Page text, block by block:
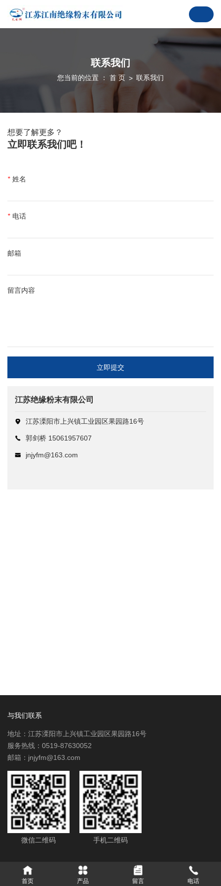
联系我们
您当前的位置 ： 首 页 > 联系我们
想要了解更多？
立即联系我们吧！
* 姓名
* 电话
邮箱
留言内容
立即提交
江苏绝缘粉末有限公司
江苏溧阳市上兴镇工业园区果园路16号
郭剑桥 15061957607
jnjyfm@163.com
与我们联系
地址：江苏溧阳市上兴镇工业园区果园路16号
服务热线：0519-87630052
邮箱：jnjyfm@163.com
微信二维码 手机二维码
首页 产品 留言 电话